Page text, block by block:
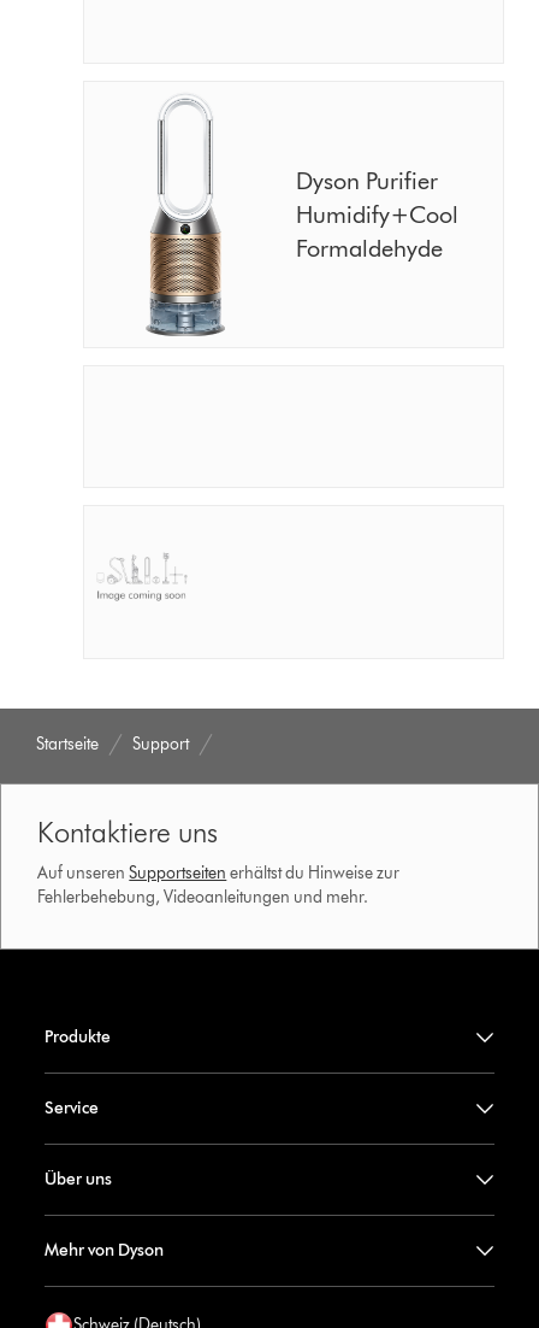
Dyson Purifier
Humidify+Cool
Formaldehyde
Startseite Support
Kontaktiere uns
Auf unserenSupportseiten erhältst du Hinweise zur
Fehlerbehebung, Videoanleitungen und mehr.
Produkte
Service
Über uns
Mehr von Dyson